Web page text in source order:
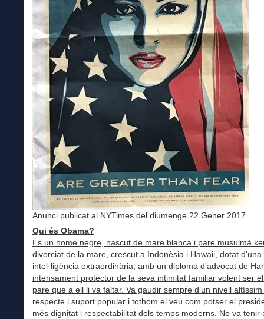
Anunci publicat al NYTimes del diumenge 22 Gener 2017
Qui és Obama?
És un home negre, nascut de mare blanca i pare musulmà
divorciat de la mare, crescut a Indonèsia i Hawaii, dotat d’una
intel·ligència extraordinària, amb un diploma d’advocat de
intensament protector de la seva intimitat familiar volent ser
pare que a ell li va faltar. Va gaudir sempre d’un nivell
respecte i suport popular i tothom el veu com potser el
més dignitat i respectabilitat dels temps moderns. No va tenir